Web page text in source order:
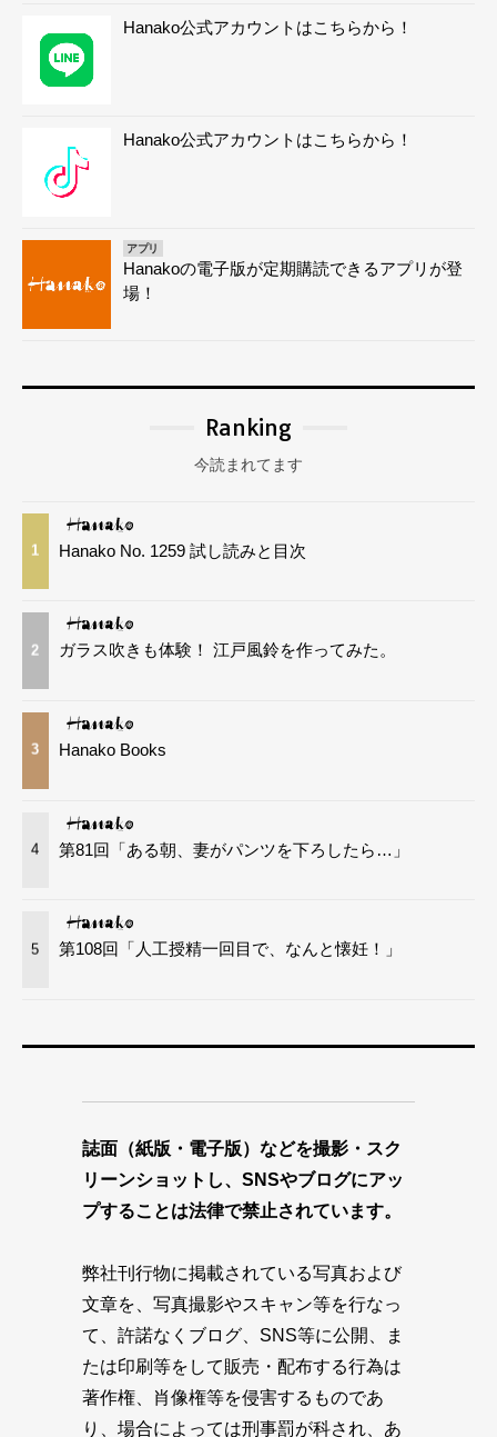
Hanako公式アカウントはこちらから！
Hanako公式アカウントはこちらから！
アプリ
Hanakoの電子版が定期購読できるアプリが登
場！
Ranking
今読まれてます
1 Hanako No. 1259 試し読みと目次
2 ガラス吹きも体験！ 江戸風鈴を作ってみた。
3 Hanako Books
4 第81回「ある朝、妻がパンツを下ろしたら…」
5 第108回「人工授精一回目で、なんと懐妊！」
誌面（紙版・電子版）などを撮影・スク
リーンショットし、SNSやブログにアッ
プすることは法律で禁止されています。
弊社刊行物に掲載されている写真および
文章を、写真撮影やスキャン等を行なっ
て、許諾なくブログ、SNS等に公開、ま
たは印刷等をして販売・配布する行為は
著作権、肖像権等を侵害するものであ
り、場合によっては刑事罰が科され、あ